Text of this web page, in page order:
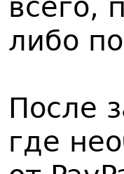
всего,
либо
После
где